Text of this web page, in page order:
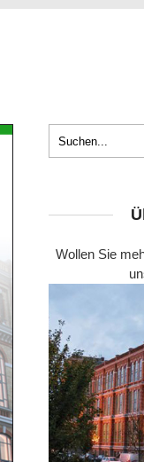
Wollen Sie